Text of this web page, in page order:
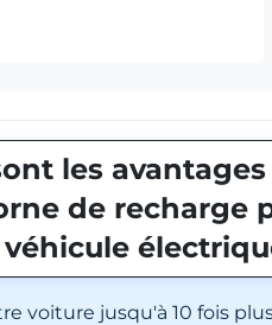
les
de recharge
véhicule
voiture jusqu'à 10 fois